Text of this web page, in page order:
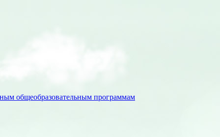
общеобразовательным программам